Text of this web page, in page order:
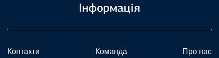
Інформація
Контакти Команда Про нас